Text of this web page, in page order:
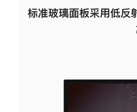
标准玻璃面板采用低反